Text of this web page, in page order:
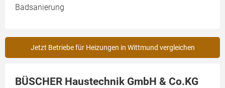
Badsanierung
Jetzt Betriebe für Heizungen in Wittmund vergleichen
BÜSCHER Haustechnik GmbH & Co.KG